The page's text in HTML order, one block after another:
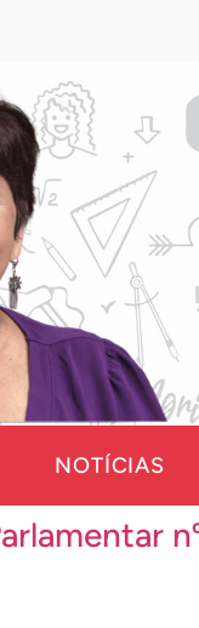
NOTÍCIAS